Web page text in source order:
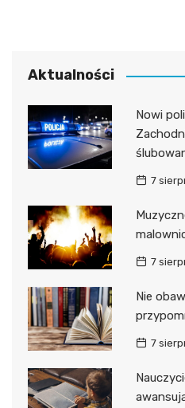
Aktualności
Nowi
7
7
Nie
7